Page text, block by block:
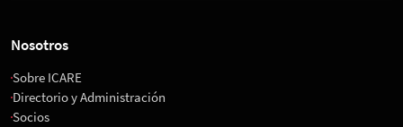
Nosotros
Sobre ICARE
Directorio y Administración
Socios